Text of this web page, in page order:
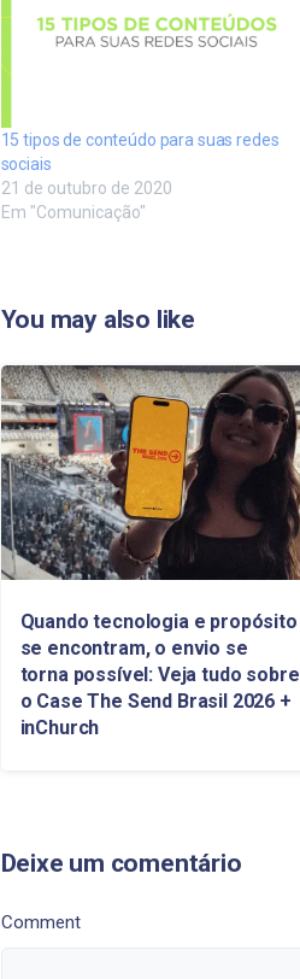
15 tipos de conteúdo para suas redes
sociais
21 de outubro de 2020
Em "Comunicação"
You may also like
Quando tecnologia e propósito
se encontram, o envio se
torna possível: Veja tudo sobre
o Case The Send Brasil 2026 +
inChurch
Deixe um comentário
Comment